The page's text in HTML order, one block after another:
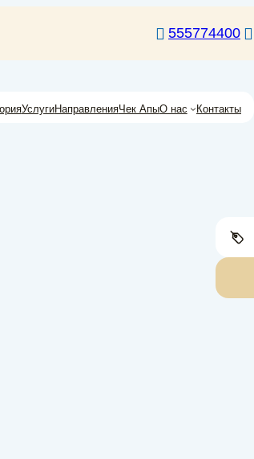
555774400
УслугиНаправленияЧек АпыО нас Контакты